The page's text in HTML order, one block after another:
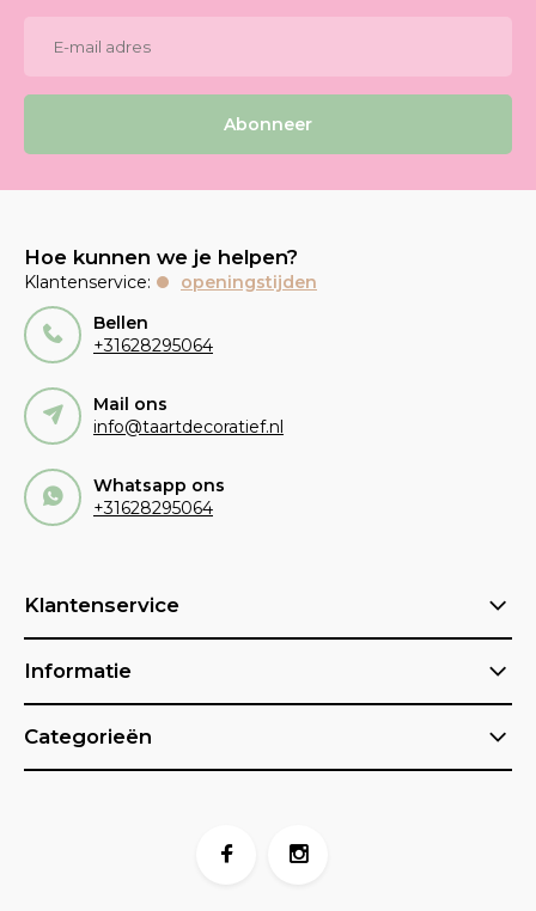
Abonneer
Hoe kunnen we je helpen?
Klantenservice:
openingstijden
Bellen
+31628295064
Mail ons
info@taartdecoratief.nl
Whatsapp ons
+31628295064
Klantenservice
Informatie
Categorieën